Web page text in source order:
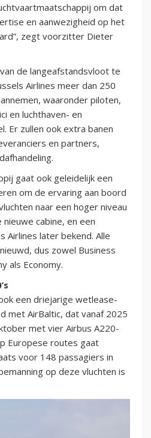
om dat
en aanwezigheid op het
zegt voorzitter Dieter
de langeafstandsvloot te
Airlines meer dan 250
waaronder piloten,
en luchthaven- en
Er zullen ook extra banen
en partners,
gaat ook geleidelijk een
om de ervaring aan boord
naar een hoger niveau
cabine, en een
Airlines later bekend. Alle
dus zowel Business
als Economy.
een driejarige wetlease-
met AirBaltic, dat vanaf 2025
met vier Airbus A220-
Europese routes gaat
voor 148 passagiers in
op deze vluchten is